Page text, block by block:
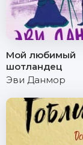
Мой любимый
шотландец
Эви Данмор